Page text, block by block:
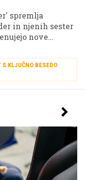
spremlja
in njenih sester
nove
KLJUČNO BESEDO